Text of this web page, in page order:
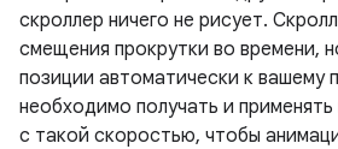
скроллер ничего не рисует.
смещения прокрутки во времени,
позиции автоматически к вашему
необходимо получать и
с такой скоростью, чтобы